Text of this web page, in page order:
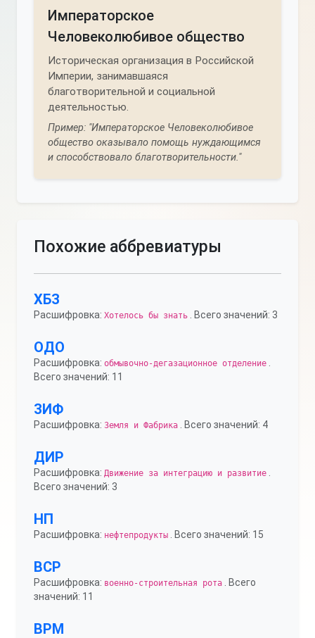
Императорское
Человеколюбивое общество
Историческая организация в Российской
Империи, занимавшаяся
благотворительной и социальной
деятельностью.
Пример: "Императорское Человеколюбивое
общество оказывало помощь нуждающимся
и способствовало благотворительности."
Похожие аббревиатуры
ХБЗ
Расшифровка: Хотелось бы знать . Всего значений: 3
ОДО
Расшифровка: обмывочно-дегазационное отделение
Всего значений: 11
ЗИФ
Расшифровка: Земля и Фабрика . Всего значений: 4
ДИР
Расшифровка: Движение за интеграцию и развитие
Всего значений: 3
НП
Расшифровка: нефтепродукты . Всего значений: 15
ВСР
Расшифровка: военно-строительная рота . Всего
значений: 11
ВРМ